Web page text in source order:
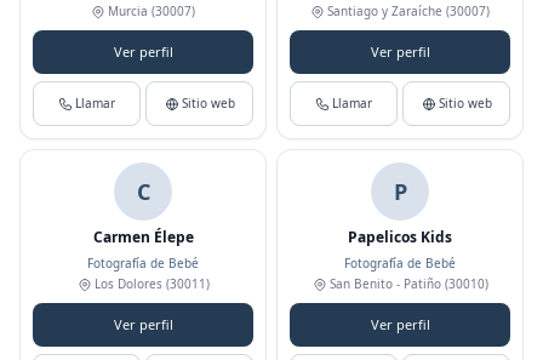
Murcia (30007)
Ver perfil
Llamar Sitio web
Santiago y Zaraíche (30007)
Ver perfil
Llamar Sitio web
C
Carmen Élepe
Fotografía de Bebé
Los Dolores(30011)
Ver perfil
P
Papelicos Kids
Fotografía de Bebé
San Benito - Patiño(30010)
Ver perfil